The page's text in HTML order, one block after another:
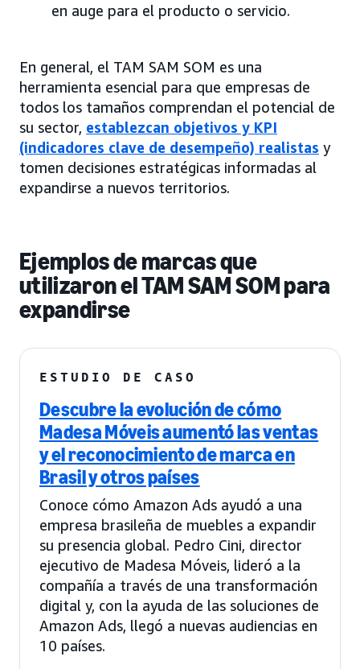
en auge para el producto o servicio.
En general, el TAM SAM SOM es una
herramienta esencial para que empresas de
todos los tamaños comprendan el potencial de
su sector, establezcan objetivos y KPI
(indicadores clave de desempeño) realistas y
tomen decisiones estratégicas informadas al
expandirse a nuevos territorios.
Ejemplos de marcas que
utilizaron el TAM SAM SOM para
expandirse
ESTUDIO DE CASO
Descubre la evolución de cómo
Madesa Móveis aumentó las ventas
y el reconocimiento de marca en
Brasil y otros países
Conoce cómo Amazon Ads ayudó a una
empresa brasileña de muebles a expandir
su presencia global. Pedro Cini, director
ejecutivo de Madesa Móveis, lideró a la
compañía a través de una transformación
digital y, con la ayuda de las soluciones de
Amazon Ads, llegó a nuevas audiencias en
10 países.